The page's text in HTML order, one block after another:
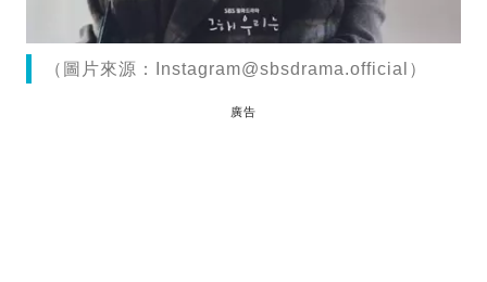
（圖片來源： Instagram@sbsdrama.official ）
廣告